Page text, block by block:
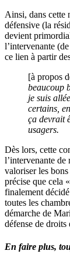
Ainsi, dans cette
défensive (la
devient
l’intervenante
ce lien à partir
[à propos
beaucoup
je suis
certains,
ça devrait
usagers.
Dès lors, cette
l’intervenante
valoriser les
précise que cela
finalement
toutes les
démarche de
défense de droits
En faire plus,